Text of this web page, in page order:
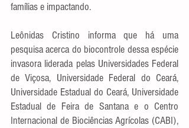
famílias e impactando.
Leônidas Cristino informa que há uma
pesquisa acerca do biocontrole dessa espécie
invasora liderada pelas Universidades Federal
de Viçosa, Universidade Federal do Ceará,
Universidade Estadual do Ceará, Universidade
Estadual de Feira de Santana e o Centro
Internacional de Biociências Agrícolas (CABI),